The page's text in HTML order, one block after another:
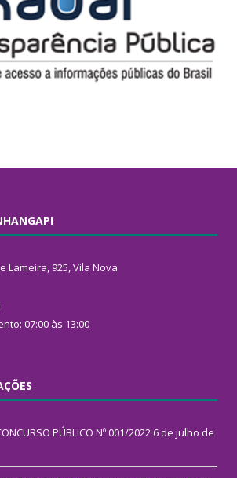
Lameira, 925, Vila Nova
07:00 às 13:00
PÚBLICO Nº 001/2022 6 de julho de